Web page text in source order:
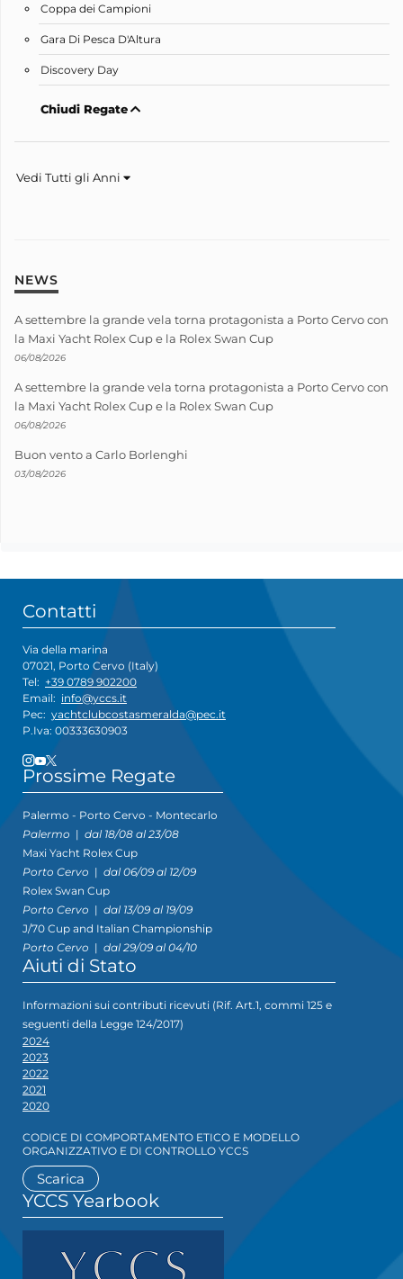
Coppa dei Campioni
Gara Di Pesca D'Altura
Discovery Day
Chiudi Regate
Vedi Tutti gli Anni
NEWS
A settembre la grande vela torna protagonista a Porto Cervo con
la Maxi Yacht Rolex Cup e la Rolex Swan Cup
06/08/2026
A settembre la grande vela torna protagonista a Porto Cervo con
la Maxi Yacht Rolex Cup e la Rolex Swan Cup
06/08/2026
Buon vento a Carlo Borlenghi
03/08/2026
Contatti
Via della marina
07021, Porto Cervo (Italy)
Tel: +39 0789 902200
Email: info@yccs.it
Pec: yachtclubcostasmeralda@pec.it
P.Iva: 00333630903
Prossime Regate
Palermo - Porto Cervo - Montecarlo
Palermo | dal 18/08 al 23/08
Maxi Yacht Rolex Cup
Porto Cervo | dal 06/09 al 12/09
Rolex Swan Cup
Porto Cervo | dal 13/09 al 19/09
J/70 Cup and Italian Championship
Porto Cervo | dal 29/09 al 04/10
Aiuti di Stato
Informazioni sui contributi ricevuti (Rif. Art.1, commi 125 e
seguenti della Legge 124/2017)
2024
2023
2022
2021
2020
CODICE DI COMPORTAMENTO ETICO E MODELLO
ORGANIZZATIVO E DI CONTROLLO YCCS
Scarica
YCCS Yearbook